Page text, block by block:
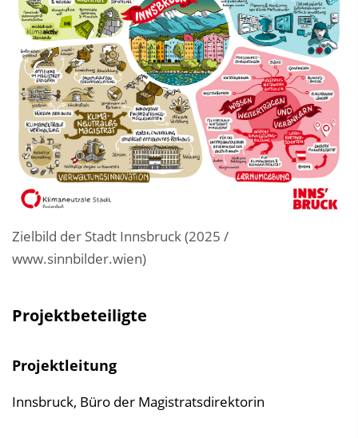
Zielbild der Stadt Innsbruck (2025 /
www.sinnbilder.wien)
Projektbeteiligte
Projektleitung
Innsbruck, Büro der Magistratsdirektorin